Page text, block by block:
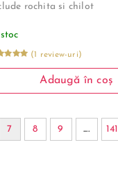
rochita si chilot
stoc
(1 review-uri)
Adaugă în coș
7 8 9 .... 141